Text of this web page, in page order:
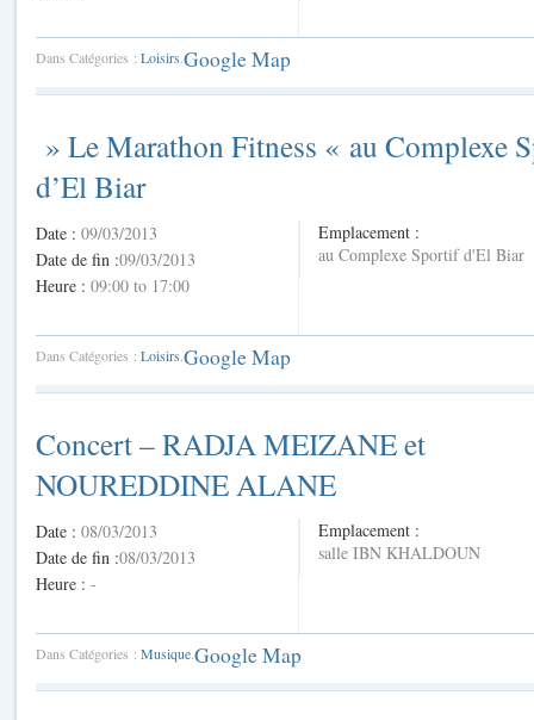
Dans Catégories : Loisirs Google Map
» Le Marathon Fitness « au Complexe
d’El Biar
Date : 09/03/2013
Date de fin :09/03/2013
Heure : 09:00 to 17:00
Emplacement :
au Complexe Sportif d'El Biar
Dans Catégories : Loisirs Google Map
Concert – RADJA MEIZANE et
NOUREDDINE ALANE
Date : 08/03/2013
Date de fin :08/03/2013
Heure : -
Emplacement :
salle IBN KHALDOUN
Dans Catégories : MusiqueGoogle Map